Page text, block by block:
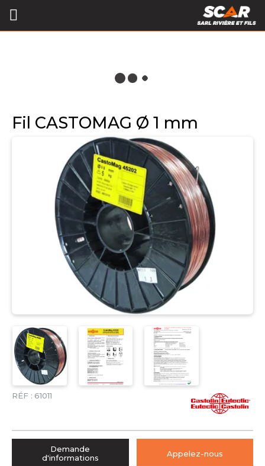
Fil CASTOMAG Ø 1 mm
RÉF : 61011
Demande
d'informations
Appelez-nous